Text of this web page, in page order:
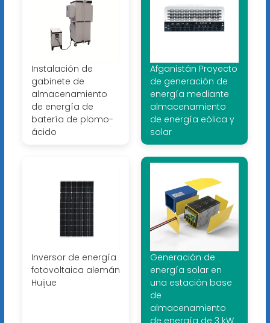
Instalación de
gabinete de
almacenamiento
de energía de
batería de plomo-
ácido
Afganistán Proyecto
de generación de
energía mediante
almacenamiento
de energía eólica y
solar
Inversor de energía
fotovoltaica alemán
Huijue
Generación de
energía solar en
una estación base
de
almacenamiento
de energía de 3 kW